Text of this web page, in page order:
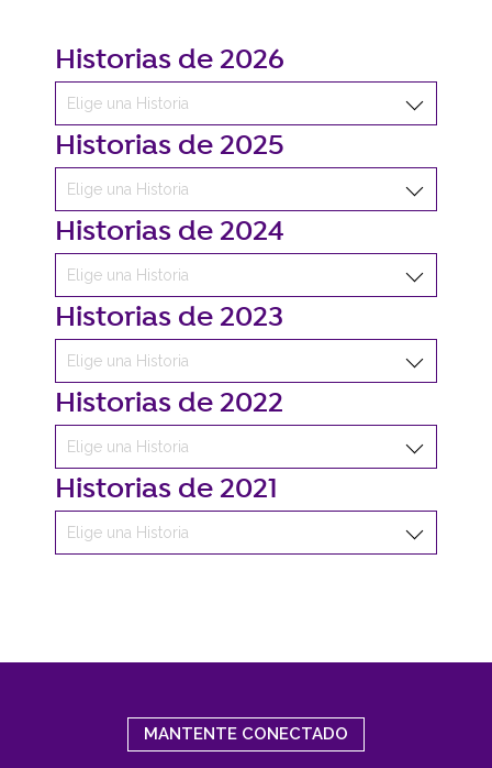
Historias de 2026
Historias de 2025
Historias de 2024
Historias de 2023
Historias de 2022
Historias de 2021
MANTENTE CONECTADO